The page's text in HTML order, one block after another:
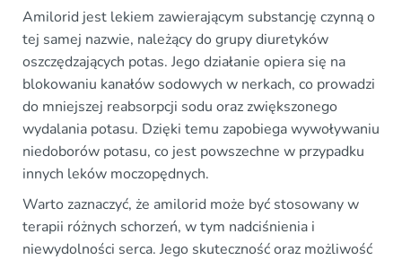
Amilorid jest lekiem zawierającym substancję czynną o
tej samej nazwie, należący do grupy diuretyków
oszczędzających potas. Jego działanie opiera się na
blokowaniu kanałów sodowych w nerkach, co prowadzi
do mniejszej reabsorpcji sodu oraz zwiększonego
wydalania potasu. Dzięki temu zapobiega wywoływaniu
niedoborów potasu, co jest powszechne w przypadku
innych leków moczopędnych.
Warto zaznaczyć, że amilorid może być stosowany w
terapii różnych schorzeń, w tym nadciśnienia i
niewydolności serca. Jego skuteczność oraz możliwość